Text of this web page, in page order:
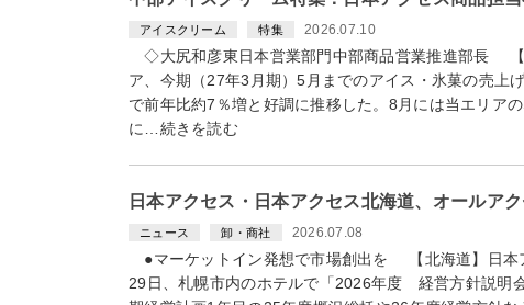
アイスクリーム 特集 2026.07.10
◇大尻和彦東日本営業部門中部商品営業推進部長 【
ア、今期（27年3月期）5月までのアイス・氷菓の売上
で前年比約7％増と好調に推移した。8月には当エリア
に…続きを読む
日本アクセス・日本アクセス北海道、オール
ニュース 卸・商社 2026.07.08
●マーケットイン発想で市場創出を 【北海道】日本
29日、札幌市内のホテルで「2026年度 経営方針説明